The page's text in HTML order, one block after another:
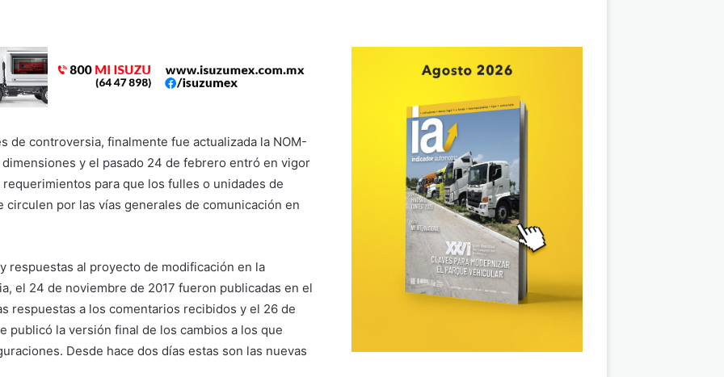
de controversia, finalmente fue actualizada la NOM-
dimensiones y el pasado 24 de febrero entró en vigor
para que los fulles o unidades de
circulen por las vías generales de comunicación en
respuestas al proyecto de modificación en la
el 24 de noviembre de 2017 fueron publicadas en el
respuestas a los comentarios recibidos y el 26 de
publicó la versión final de los cambios a los que
Desde hace dos días estas son las nuevas